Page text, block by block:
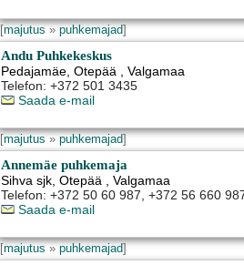
[majutus»puhkemajad]
Andu Puhkekeskus
Pedajamäe,Otepää , Valgamaa
Telefon: +372 501 3435
Saada e-mail
[majutus»puhkemajad]
Annemäe puhkemaja
Sihva sjk,Otepää , Valgamaa
Telefon: +372 50 60 987, +372 56 660
Saada e-mail
[majutus»puhkemajad]